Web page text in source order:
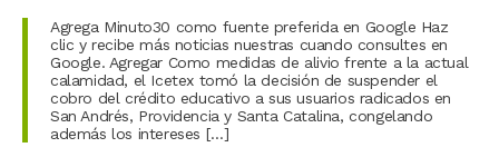
Agrega Minuto30 como fuente preferida en Google Haz
clic y recibe más noticias nuestras cuando consultes en
Google. Agregar Como medidas de alivio frente a la actual
calamidad, el Icetex tomó la decisión de suspender el
cobro del crédito educativo a sus usuarios radicados en
San Andrés, Providencia y Santa Catalina, congelando
además los intereses […]